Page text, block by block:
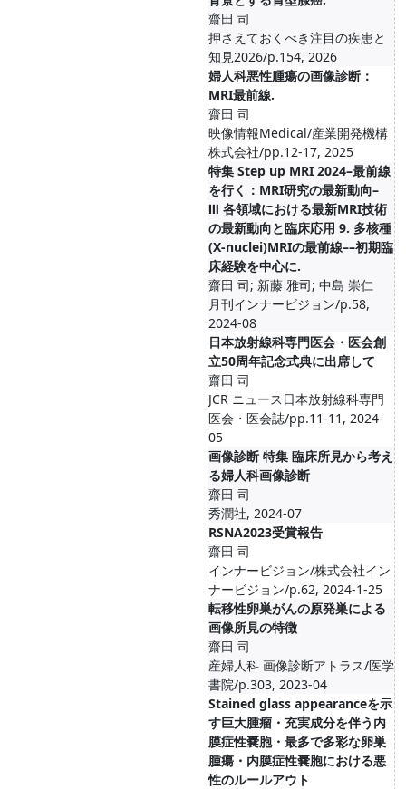
齋田 司
押さえておくべき注目の疾患と
知見2026/p.154, 2026
婦人科悪性腫瘍の画像診断：
MRI最前線.
齋田 司
映像情報Medical/産業開発機構
株式会社/pp.12-17, 2025
特集 Step up MRI 2024–最前線
を行く：MRI研究の最新動向–
Ⅲ 各領域における最新MRI技術
の最新動向と臨床応用 9. 多核種
(X-nuclei)MRIの最前線––初期臨
床経験を中心に.
齋田 司; 新藤 雅司; 中島 崇仁
月刊インナービジョン/p.58,
2024-08
日本放射線科専門医会・医会創
立50周年記念式典に出席して
齋田 司
JCR ニュース日本放射線科専門
医会・医会誌/pp.11-11, 2024-
05
画像診断 特集 臨床所見から考え
る婦人科画像診断
齋田 司
秀潤社, 2024-07
RSNA2023受賞報告
齋田 司
インナービジョン/株式会社イン
ナービジョン/p.62, 2024-1-25
転移性卵巣がんの原発巣による
画像所見の特徴
齋田 司
産婦人科 画像診断アトラス/医学
書院/p.303, 2023-04
Stained glass appearanceを示
す巨大腫瘤・充実成分を伴う内
膜症性嚢胞・最多で多彩な卵巣
腫瘍・内膜症性嚢胞における悪
性のルールアウト